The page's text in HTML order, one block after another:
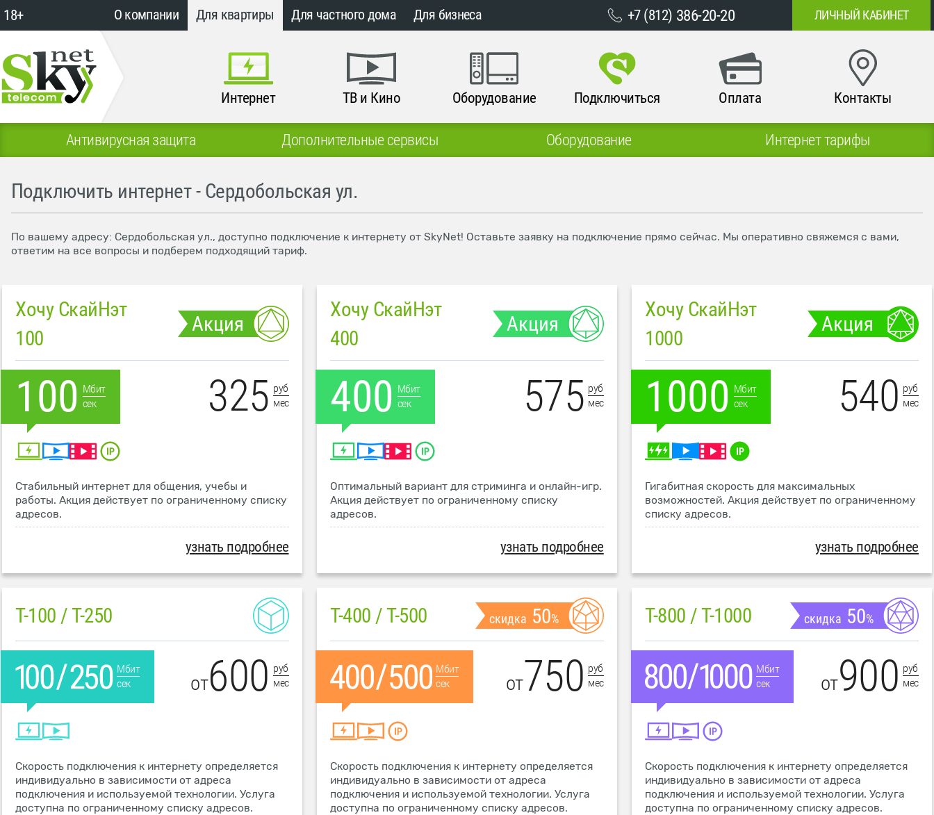
18+ О компании Для квартиры Для частного дома Для бизнеса +7 (812) 386-20-20 ЛИЧНЫЙ КАБИНЕТ
Интернет ТВ и Кино Оборудование Подключиться Оплата Контакты
Антивирусная защита Дополнительные сервисы Оборудование Интернет тарифы
Подключить интернет - Сердобольская ул.
По вашему адресу: Сердобольская ул., доступно подключение к интернету от SkyNet! Оставьте заявку на подключение прямо сейчас. Мы оперативно свяжемся с вами,
ответим на все вопросы и подберем подходящий тариф.
Хочу СкайНэт
100
Акция
100 Мбит
сек
325 руб
мес
Стабильный интернет для общения, учебы и
работы. Акция действует по ограниченному списку
адресов.
узнать подробнее
Хочу СкайНэт
400
Акция
400 Мбит
сек
575 руб
мес
Оптимальный вариант для стриминга и онлайн-игр.
Акция действует по ограниченному списку
адресов.
узнать подробнее
Хочу СкайНэт
1000
Акция
1000 Мбит
сек
540 руб
мес
Гигабитная скорость для максимальных
возможностей. Акция действует по ограниченному
списку адресов.
узнать подробнее
T-100 / T-250
Мбит
сек
от600 руб
мес
Скорость подключения к интернету определяется
индивидуально в зависимости от адреса
подключения и используемой технологии. Услуга
доступна по ограниченному списку адресов.
T-400 / T-500 скидка 50%
Мбит
сек
от750 руб
мес
Скорость подключения к интернету определяется
индивидуально в зависимости от адреса
подключения и используемой технологии. Услуга
доступна по ограниченному списку адресов.
T-800 / T-1000 скидка 50%
Мбит
сек
от900 руб
мес
Скорость подключения к интернету определяется
индивидуально в зависимости от адреса
подключения и используемой технологии. Услуга
доступна по ограниченному списку адресов.